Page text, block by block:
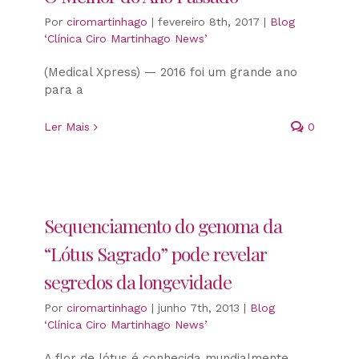
Por ciromartinhago | fevereiro 8th, 2017 | Blog
‘Clínica Ciro Martinhago News’
(Medical Xpress) — 2016 foi um grande ano
para a
Ler Mais 0
Sequenciamento do genoma da
“Lótus Sagrado” pode revelar
segredos da longevidade
Por ciromartinhago | junho 7th, 2013 | Blog
‘Clínica Ciro Martinhago News’